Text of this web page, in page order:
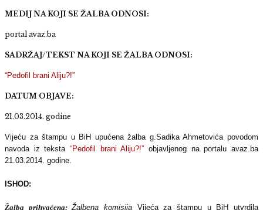
MEDIJ NA KOJI SE ŽALBA ODNOSI:
portal avaz.ba
SADRŽAJ/TEKST NA KOJI SE ŽALBA ODNOSI:
“Pedofil brani Aliju?!”
DATUM OBJAVE:
21.03.2014. godine
Vijeću za štampu u BiH upućena žalba g.Sadika Ahmetovića povodom
navoda iz teksta “Pedofil brani Aliju?!” objavljenog na portalu avaz.ba
21.03.2014. godine.
ISHOD:
Žalba prihvaćena: Žalbena komisija Vijeća za štampu u BiH utvrdila